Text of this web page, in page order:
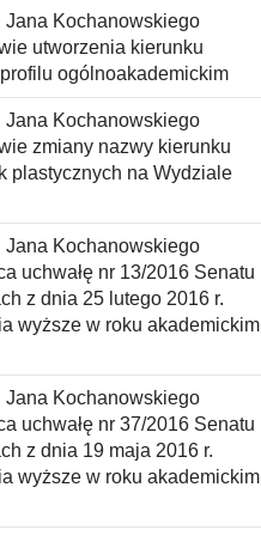
Jana Kochanowskiego
utworzenia kierunku
ogólnoakademickim
Jana Kochanowskiego
zmiany nazwy kierunku
plastycznych na Wydziale
Jana Kochanowskiego
uchwałę nr 13/2016 Senatu
z dnia 25 lutego 2016 r.
wyższe w roku akademickim
Jana Kochanowskiego
uchwałę nr 37/2016 Senatu
z dnia 19 maja 2016 r.
wyższe w roku akademickim